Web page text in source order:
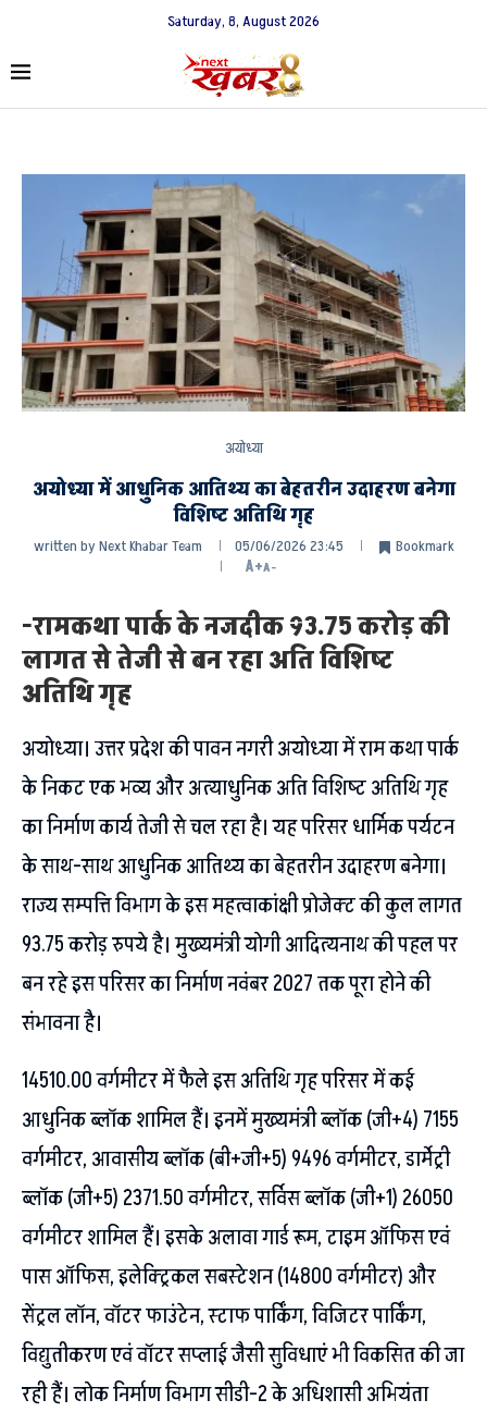
Saturday, 8, August 2026
अयोध्या
अयोध्या में आधुनिक आतिथ्य का बेहतरीन उदाहरण बनेगा
विशिष्ट अतिथि गृह
written byNext Khabar Team 05/06/2026 23:45
Bookmark
A+A-
-रामकथा पार्क के नजदीक 93.75 करोड़ की
लागत से तेजी से बन रहा अति विशिष्ट
अतिथि गृह
अयोध्या। उत्तर प्रदेश की पावन नगरी अयोध्या में राम कथा पार्क
के निकट एक भव्य और अत्याधुनिक अति विशिष्ट अतिथि गृह
का निर्माण कार्य तेजी से चल रहा है। यह परिसर धार्मिक पर्यटन
के साथ-साथ आधुनिक आतिथ्य का बेहतरीन उदाहरण बनेगा।
राज्य सम्पत्ति विभाग के इस महत्वाकांक्षी प्रोजेक्ट की कुल लागत
93.75 करोड़ रुपये है। मुख्यमंत्री योगी आदित्यनाथ की पहल पर
बन रहे इस परिसर का निर्माण नवंबर 2027 तक पूरा होने की
संभावना है।
14510.00 वर्गमीटर में फैले इस अतिथि गृह परिसर में कई
आधुनिक ब्लॉक शामिल हैं। इनमें मुख्यमंत्री ब्लॉक (जी+4) 7155
वर्गमीटर, आवासीय ब्लॉक (बी+जी+5) 9496 वर्गमीटर, डार्मेट्री
ब्लॉक (जी+5) 2371.50 वर्गमीटर, सर्विस ब्लॉक (जी+1) 26050
वर्गमीटर शामिल हैं। इसके अलावा गार्ड रूम, टाइम ऑफिस एवं
पास ऑफिस, इलेक्ट्रिकल सबस्टेशन (14800 वर्गमीटर) और
सेंट्रल लॉन, वॉटर फाउंटेन, स्टाफ पार्किंग, विजिटर पार्किंग,
विद्युतीकरण एवं वॉटर सप्लाई जैसी सुविधाएं भी विकसित की जा
रही हैं। लोक निर्माण विभाग सीडी-2 के अधिशासी अभियंता